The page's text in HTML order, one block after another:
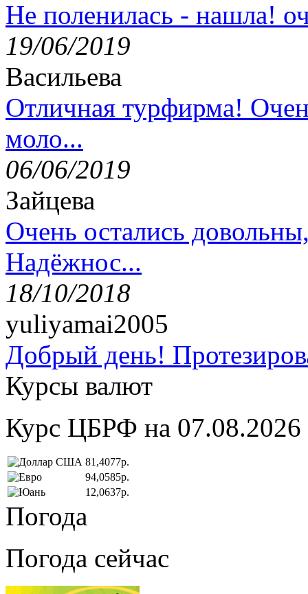
Не поленилась - нашла!
19/06/2019
Васильева
Отличная турфирма!
моло...
06/06/2019
Зайцева
Очень остались
Надёжнос...
18/10/2018
yuliyamai2005
Добрый день!
Курсы валют
Курс ЦБРФ на 07.08.2026
81,4077р.
94,0585р.
12,0637р.
Погода
Погода сейчас